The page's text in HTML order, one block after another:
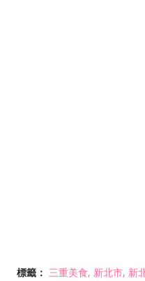
標籤： 三重美食 新北市 新